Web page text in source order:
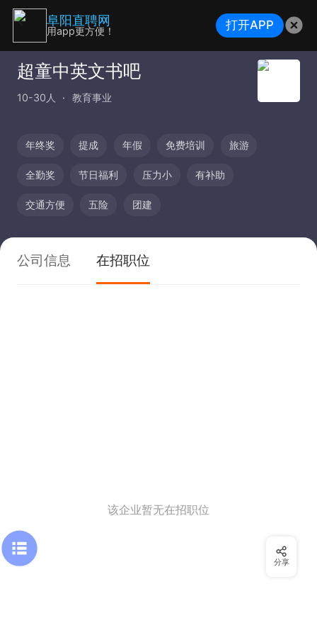
超童中英文书吧
10-30人 教育事业
年终奖 提成 年假 免费培训 旅游
全勤奖 节日福利 压力小 有补助
交通方便 五险 团建
公司信息 在招职位
该企业暂无在招职位
分享
阜阳直聘网
用app更方便！ 打开APP